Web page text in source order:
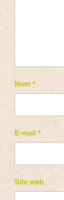
Nom *
E-mail *
Site web